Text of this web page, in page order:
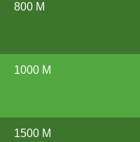
800 M
1000 M
1500 M